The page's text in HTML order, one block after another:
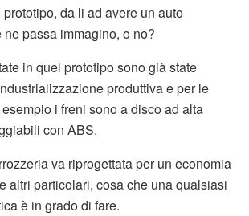
da li ad avere un auto
passa immagino, o no?
in quel prototipo sono già state
produttiva e per le
i freni sono a disco ad alta
con ABS.
va riprogettata per un economia
altri particolari, cosa che una qualsiasi
è in grado di fare.